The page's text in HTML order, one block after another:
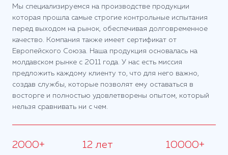
Мы специализируемся на производстве продукции
которая прошла самые строгие контрольные испытания
перед выходом на рынок, обеспечивая долговременное
качество. Компания также имеет сертификат от
Европейского Союза. Наша продукция основалась на
молдавском рынке с 2011 года. У нас есть миссия
предложить каждому клиенту то, что для него важно,
создав службы, которые позволят ему оставаться в
восторге и полностью удовлетворены опытом, который
нельзя сравнивать ни с чем.
2000+ 12 лет 10000+